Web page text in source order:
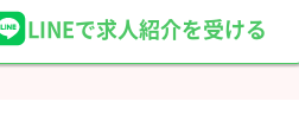
LINEで求人紹介を受ける